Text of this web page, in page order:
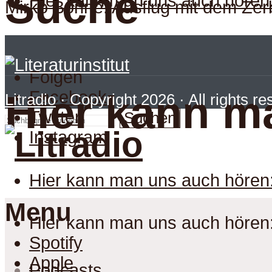
Suchen
Hier kann
Hier kann man uns auch
Spotify
Apple
Folgen
Facebook
Twitter
Instagram
Hier kann man uns auch
Mirko Bonné: Ausflug mit dem
Litradio· Copyright 2026 · All rights
Menu